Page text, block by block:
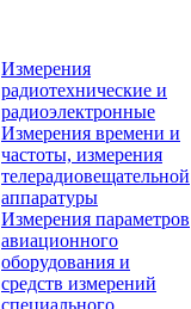
Измерения
радиотехнические и
радиоэлектронные
Измерения времени и
частоты, измерения
телерадиовещательной
аппаратуры
Измерения параметров
авиационного
оборудования и
средств измерений
специального